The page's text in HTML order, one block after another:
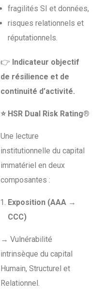
fragilités SI et données,
risques relationnels et
réputationnels.
👉 Indicateur objectif
de résilience et de
continuité d’activité.
⭐HSR Dual Risk Rating®
Une lecture
institutionnelle du capital
immatériel en deux
composantes :
Exposition (AAA →
CCC)
→ Vulnérabilité
intrinsèque du capital
Humain, Structurel et
Relationnel.